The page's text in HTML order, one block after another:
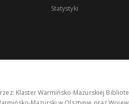
Statystyki
Klaster Warmińsko-Mazurskiej